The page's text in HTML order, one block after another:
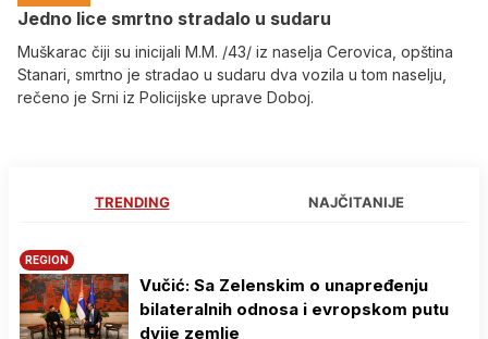
Јedno lice smrtno stradalo u sudaru
Muškarac čiji su inicijali M.M. /43/ iz naselja Cerovica, opština
Stanari, smrtno je stradao u sudaru dva vozila u tom naselju,
rečeno je Srni iz Policijske uprave Doboj.
TRENDING NAJČITANIJE
REGION
Vučić: Sa Zelenskim o unapređenju
bilateralnih odnosa i evropskom putu
dvije zemlje